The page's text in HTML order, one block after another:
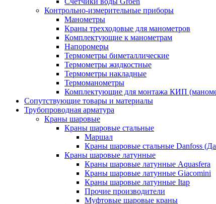
Контрольно-измерительные приборы
Манометры
Краны трехходовые для манометров
Комплектующие к манометрам
Напоромеры
Термометры биметаллические
Термометры жидкостные
Термометры накладные
Термоманометры
Комплектующие для монтажа КИП
Сопутствующие товары и материалы
Трубопроводная арматура
Краны шаровые
Краны шаровые стальные
Маршал
Краны шаровые стальные Danfoss
Краны шаровые латунные
Краны шаровые латунные Aquasfera
Краны шаровые латунные Giacomini
Краны шаровые латунные Itap
Прочие производители
Муфтовые шаровые краны